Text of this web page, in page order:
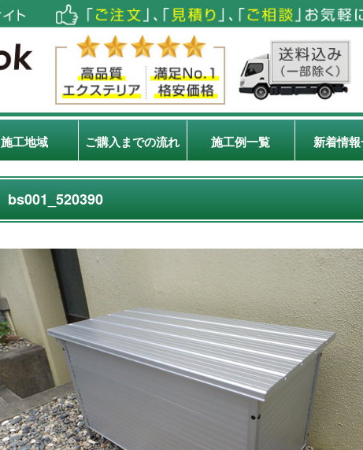
施工地域 ご購入までの流れ 施工例一覧 新着情
bs001_520390